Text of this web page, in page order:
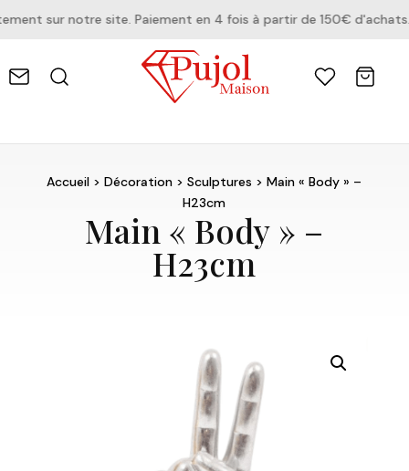
sur notre site. Paiement en 4 fois à partir de 150€ d'achats.
Accueil >Décoration >Sculptures > Main « Body » –
H23cm
Main « Body » –
H23cm